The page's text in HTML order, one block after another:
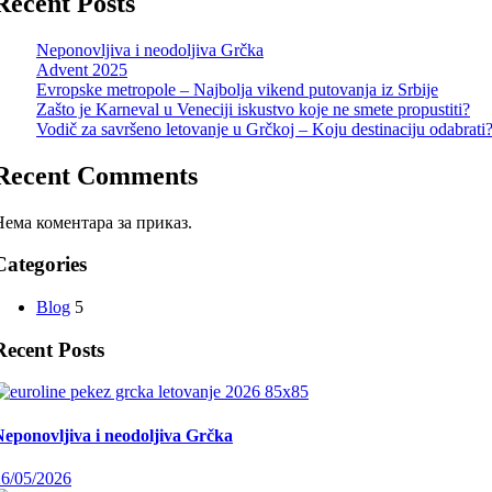
Neponovljiva i neodoljiva Grčka
Advent 2025
Evropske metropole – Najbolja vikend putovanja iz Srbije
Zašto je Karneval u Veneciji iskustvo koje ne smete propustiti?
Vodič za savršeno letovanje u Grčkoj – Koju destinaciju odabrati?
Comments
коментара за приказ.
Blog 5
Posts
i neodoljiva Grčka
05/2026